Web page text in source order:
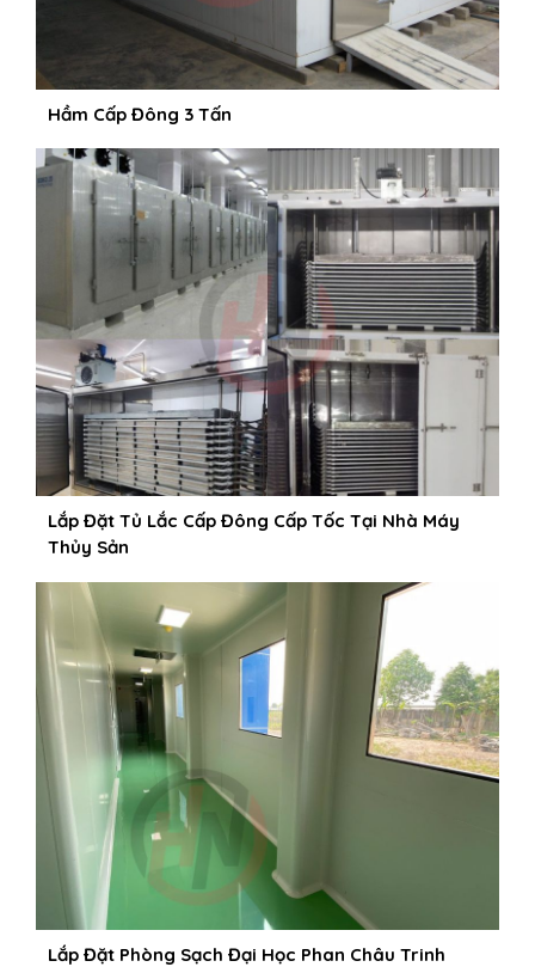
Hầm Cấp Đông 3 Tấn
Lắp Đặt Tủ Lắc Cấp Đông Cấp Tốc Tại Nhà Máy
Thủy Sản
Lắp Đặt Phòng Sạch Đại Học Phan Châu Trinh